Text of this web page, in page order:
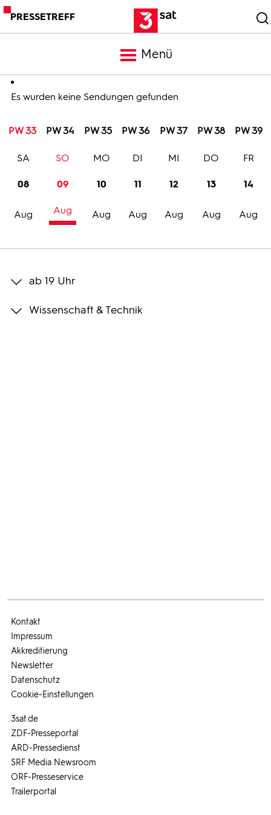
PRESSETREFF
Menü
Meldungen
Programm
Trailer
Bilder
Es wurden keine Sendungen gefunden
PW 33 PW 34 PW 35 PW 36 PW 37 PW 38 PW 39
08
Aug
SA
09
Aug
SO
10
Aug
MO
11
Aug
DI
12
Aug
MI
13
Aug
DO
14
Aug
FR
ab 19 Uhr
Wissenschaft & Technik
3sat.de
ZDF-Presseportal
ARD-Pressedienst
SRF Media Newsroom
ORF-Presseservice
Trailerportal
Kontakt
Impressum
Akkreditierung
Newsletter
Datenschutz
Cookie-Einstellungen